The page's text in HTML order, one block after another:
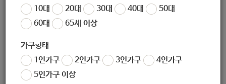
10대
20대 30대 40대
50대
60대
65세 이상
가구형태
1인가구
2인가구 3인가구
4인가구
5인가구 이상
지원대상
<홈헬퍼 파견사업>